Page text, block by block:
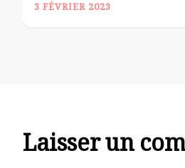
3 FÉVRIER 2023
Laisser un